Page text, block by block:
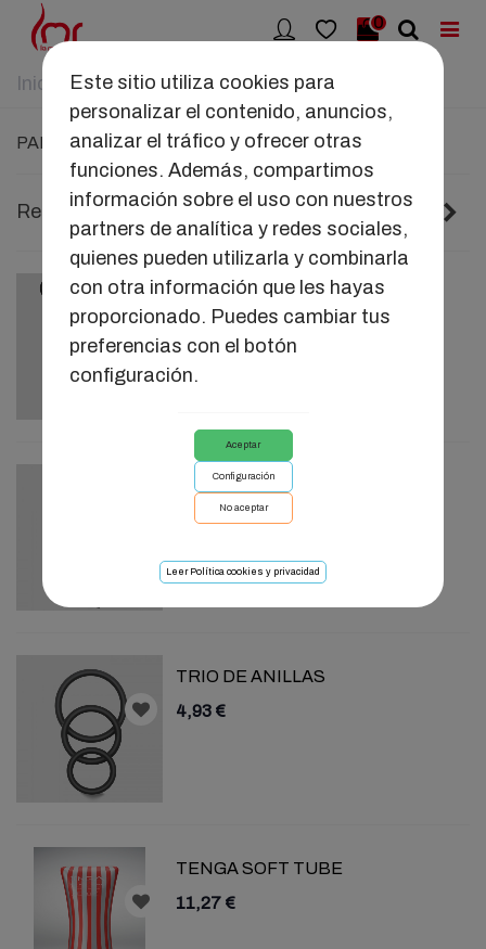
Este sitio utiliza cookies para
personalizar el contenido, anuncios,
analizar el tráfico y ofrecer otras
funciones. Además, compartimos
información sobre el uso con nuestros
partners de analítica y redes sociales,
quienes pueden utilizarla y combinarla
con otra información que les hayas
proporcionado. Puedes cambiar tus
preferencias con el botón
configuración.
Aceptar
Configuración
No aceptar
Leer Política cookies y privacidad
0
Inicio > JUGUETES > Para él
PARA ÉL
Relevancia Anterior
2/6
FLEXER
13,18 €
ARNES DOBLE ANILLA
20,62 €
TRIO DE ANILLAS
4,93 €
TENGA SOFT TUBE
11,27 €